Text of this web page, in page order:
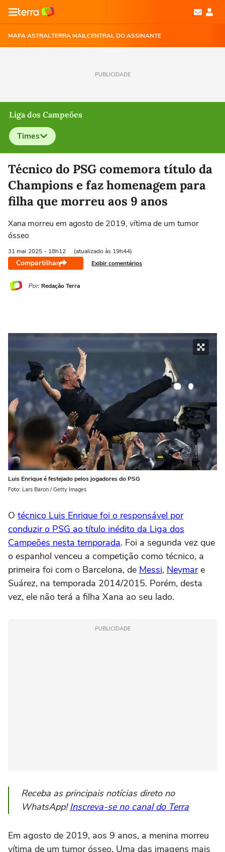
MAPA ASTRALTERRA MAILCENTRAL DO ASSINANTE
PUBLICIDADE
Liga dos Campeões
Times
Selecione o time para ver as notícias
Técnico do PSG comemora título da
Champions e faz homenagem para
filha que morreu aos 9 anos
Xana morreu em agosto de 2019, vítima de um tumor
ósseo
31 mai 2025 - 18h12 (atualizado às 19h44)
Compartilhar Exibir comentários
Por: Redação Terra
Luis Enrique é festejado pelos jogadores do PSG
Foto: Lars Baron / Getty Images
O técnico Luis Enrique foi o responsável por
conduzir o PSG ao título inédito da Liga dos
Campeões nesta temporada. Foi a segunda vez que
o espanhol venceu a competição como técnico, a
primeira foi com o Barcelona, de Messi, Neymare
Suárez, na temporada 2014/2015. Porém, desta
vez, ele não terá a filha Xana ao seu lado.
PUBLICIDADE
Receba as principais notícias direto no
WhatsApp!Inscreva-se no canal do Terra
Em agosto de 2019, aos 9 anos, a menina morreu
vítima de um tumor ósseo. Uma das imagens mais